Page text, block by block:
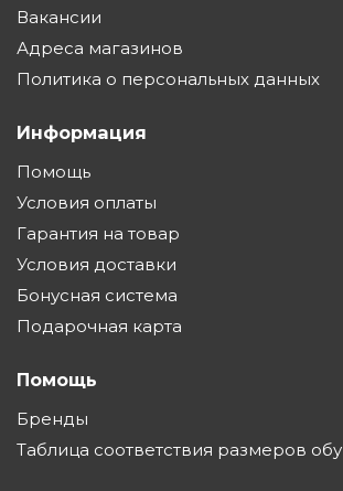
Вакансии
Адреса магазинов
Политика о персональных данных
Информация
Помощь
Условия оплаты
Гарантия на товар
Условия доставки
Бонусная система
Подарочная карта
Помощь
Бренды
Таблица соответствия размеров